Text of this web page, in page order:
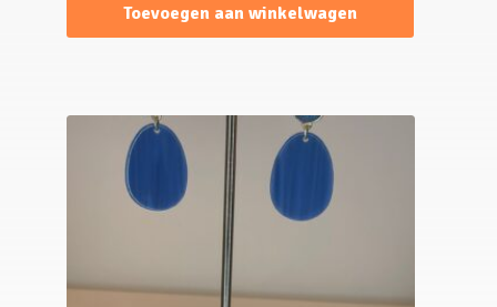
Toevoegen aan winkelwagen